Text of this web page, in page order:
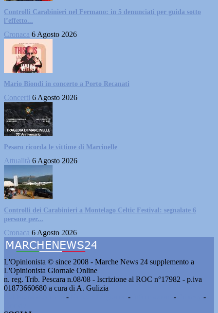
Controlli Carabinieri nel Fermano: in 5 denunciati per guida sotto
l’effetto...
Cronaca 6 Agosto 2026
Mario Biondi in concerto a Porto Recanati
Concerti 6 Agosto 2026
Pesaro ricorda le vittime di Marcinelle
Attualità 6 Agosto 2026
Controlli dei Carabinieri a Montelago Celtic Festival: segnalate 6
persone per...
Cronaca 6 Agosto 2026
L'Opinionista © since 2008 - Marche News 24 supplemento a
L'Opinionista Giornale Online
n. reg. Trib. Pescara n.08/08 - Iscrizione al ROC n°17982 - p.iva
01873660680 a cura di A. Gulizia
- - -
-